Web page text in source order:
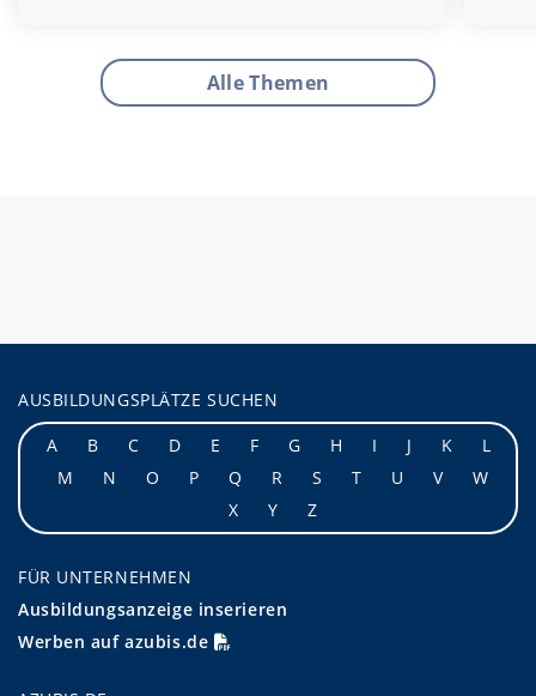
Alle Themen
AUSBILDUNGSPLÄTZE SUCHEN
A
B C D E F G H I J K
L
M
N O P Q R S T U V
W
X
Y Z
FÜR UNTERNEHMEN
Ausbildungsanzeige inserieren
Werben auf azubis.de